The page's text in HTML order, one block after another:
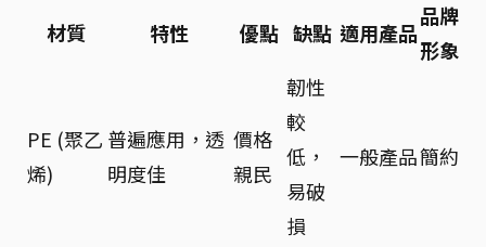
材質
特性 優點 缺點 適用產品
品牌
形象
PE (聚乙
烯)
普遍應用，透
明度佳
價格
親民
韌性
較
低，
易破
損
一般產品簡約